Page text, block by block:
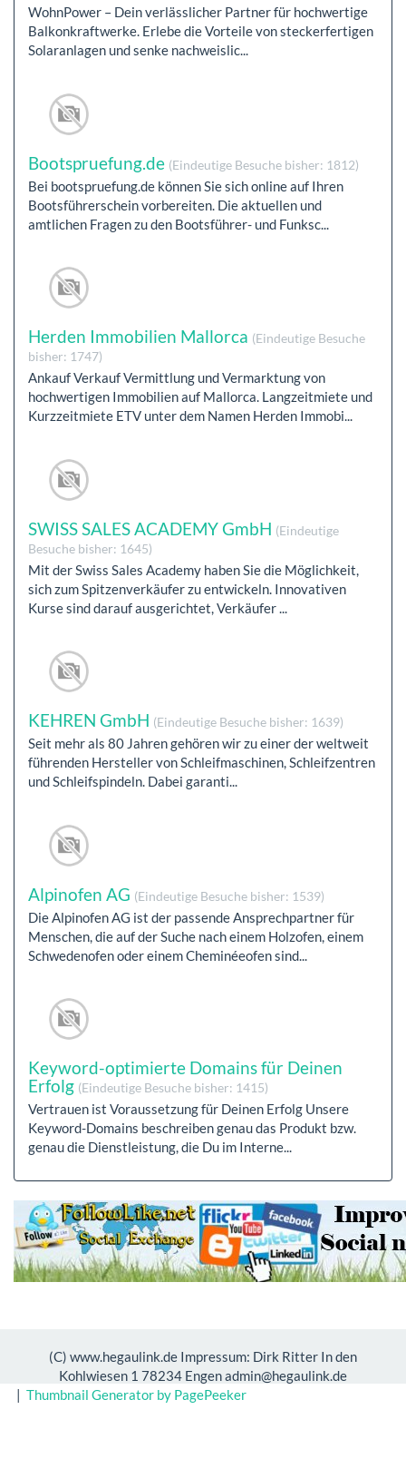
WohnPower – Dein verlässlicher Partner für hochwertige
Balkonkraftwerke. Erlebe die Vorteile von steckerfertigen
Solaranlagen und senke nachweislic...
Bootspruefung.de (Eindeutige Besuche bisher: 1812)
Bei bootspruefung.de können Sie sich online auf Ihren
Bootsführerschein vorbereiten. Die aktuellen und
amtlichen Fragen zu den Bootsführer- und Funksc...
Herden Immobilien Mallorca (Eindeutige Besuche
bisher: 1747)
Ankauf Verkauf Vermittlung und Vermarktung von
hochwertigen Immobilien auf Mallorca. Langzeitmiete und
Kurzzeitmiete ETV unter dem Namen Herden Immobi...
SWISS SALES ACADEMY GmbH (Eindeutige
Besuche bisher: 1645)
Mit der Swiss Sales Academy haben Sie die Möglichkeit,
sich zum Spitzenverkäufer zu entwickeln. Innovativen
Kurse sind darauf ausgerichtet, Verkäufer ...
KEHREN GmbH (Eindeutige Besuche bisher: 1639)
Seit mehr als 80 Jahren gehören wir zu einer der weltweit
führenden Hersteller von Schleifmaschinen, Schleifzentren
und Schleifspindeln. Dabei garanti...
Alpinofen AG (Eindeutige Besuche bisher: 1539)
Die Alpinofen AG ist der passende Ansprechpartner für
Menschen, die auf der Suche nach einem Holzofen, einem
Schwedenofen oder einem Cheminéeofen sind...
Keyword-optimierte Domains für Deinen
Erfolg (Eindeutige Besuche bisher: 1415)
Vertrauen ist Voraussetzung für Deinen Erfolg Unsere
Keyword-Domains beschreiben genau das Produkt bzw.
genau die Dienstleistung, die Du im Interne...
(C) www.hegaulink.de Impressum: Dirk Ritter In den
Kohlwiesen 1 78234 Engen admin@hegaulink.de
| Thumbnail Generator by PagePeeker